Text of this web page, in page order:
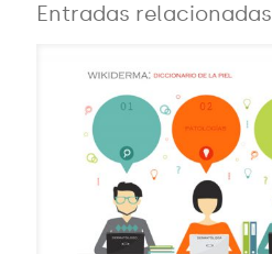
Entradas relacionadas